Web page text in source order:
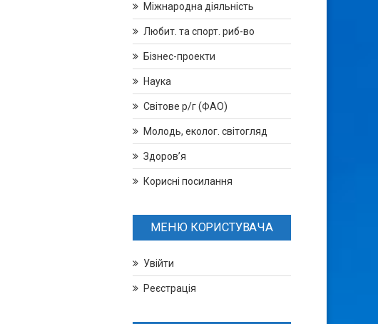
Міжнародна діяльність
Любит. та спорт. риб-во
Бізнес-проекти
Наука
Світове р/г (ФАО)
Молодь, еколог. світогляд
Здоров’я
Корисні посилання
МЕНЮ КОРИСТУВАЧА
Увійти
Реєстрація